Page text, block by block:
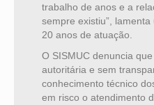
trabalho de anos e a
sempre existiu”,
20 anos de atuação.
O SISMUC denuncia
autoritária e sem
conhecimento técnico
em risco o atendimento